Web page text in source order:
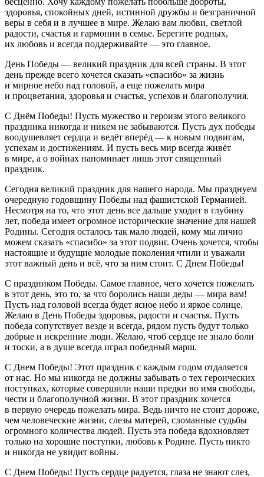
здоровья, спокойных дней, истинной дружбы и безграничной
веры в себя и в лучшее в мире. Желаю вам любви, светлой
радости, счастья и гармонии в семье. Берегите родных,
их любовь и всегда поддерживайте — это главное.
День Победы — великий праздник для всей страны. В этот
день прежде всего хочется сказать «спасибо» за жизнь
и мирное небо над головой, а еще пожелать мира
и процветания, здоровья и счастья, успехов и благополучия.
С Днём Победы! Пусть мужество и героизм этого великого
праздника никогда и никем не забываются. Пусть дух победы
воодушевляет сердца и ведёт вперёд — к новым подвигам,
успехам и достижениям. И пусть весь мир всегда живёт
в мире, а о войнах напоминает лишь этот священный
праздник.
Сегодня великий праздник для нашего народа. Мы празднуем
очередную годовщину Победы над фашистской Германией.
Несмотря на то, что этот день все дальше уходит в глубину
лет, победа имеет огромное исторические значение для нашей
Родины. Сегодня осталось так мало людей, кому мы лично
можем сказать «спасибо» за этот подвиг. Очень хочется, чтобы
настоящие и будущие молодые поколения чтили и уважали
этот важный день и всё, что за ним стоит. С Днем Победы!
С праздником Победы. Самое главное, чего хочется пожелать
в этот день, это то, за что боролись наши деды — мира вам!
Пусть над головой всегда будет ясное небо и яркое солнце.
Желаю в День Победы здоровья, радости и счастья. Пусть
победа сопутствует везде и всегда, рядом пусть будут только
добрые и искренние люди. Желаю, чтоб сердце не знало боли
и тоски, а в душе всегда играл победный марш.
С Днем Победы! Этот праздник с каждым годом отдаляется
от нас. Но мы никогда не должны забывать о тех героических
поступках, которые совершили наши предки во имя свободы,
чести и благополучной жизни. В этот праздник хочется
в первую очередь пожелать мира. Ведь ничто не стоит дороже,
чем человеческие жизни, слезы матерей, сломанные судьбы
огромного количества людей. Пусть эта победа вдохновляет
только на хорошие поступки, любовь к Родине. Пусть никто
и никогда не увидит войны.
С Днем Победы! Пусть сердце радуется, глаза не знают слез,